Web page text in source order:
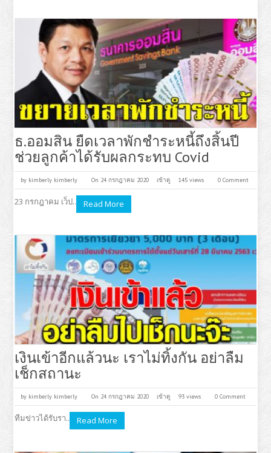
ธ.ออมสิน ยืดเวลาพักชำระหนี้ถึงสิ้นปี
ช่วยลูกค้าได้รับผลกระทบ Covid
by kimberly kimberly On 24 กรกฎาคม 2020 เข้าดู 145 views 0 Comment
23 กรกฎาคม เว็ป.. Read More
เงินเข้าอีกแล้วนะ เราไม่ทิ้งกัน อย่าลืม
เช็กสถานะ
by kimberly kimberly On 24 กรกฎาคม 2020 เข้าดู 93 views 0 Comment
ทีมข่าวได้รับรา.. Read More